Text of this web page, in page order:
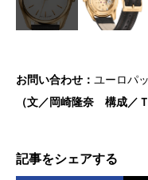
お問い合わせ： ユーロパ
（文／岡崎隆奈 構成／Ｔ
記事をシェアする